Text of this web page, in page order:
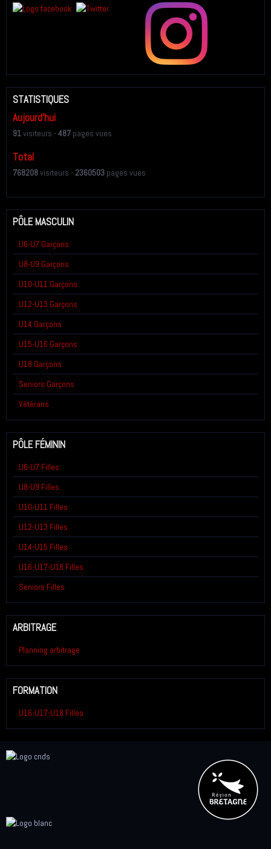
STATISTIQUES
Aujourd'hui
91visiteurs -487 pages vues
Total
768208visiteurs -2360503 pages vues
PÔLE MASCULIN
U6-U7 Garçons
U8-U9 Garçons
U10-U11 Garçons
U12-U13 Garçons
U14 Garçons
U15-U16 Garçons
U18 Garçons
Seniors Garçons
Vétérans
PÔLE FÉMININ
U6-U7 Filles
U8-U9 Filles
U10-U11 Filles
U12-U13 Filles
U14-U15 Filles
U16-U17-U18 Filles
Seniors Filles
ARBITRAGE
Planning arbitrage
FORMATION
U16-U17-U18 Filles